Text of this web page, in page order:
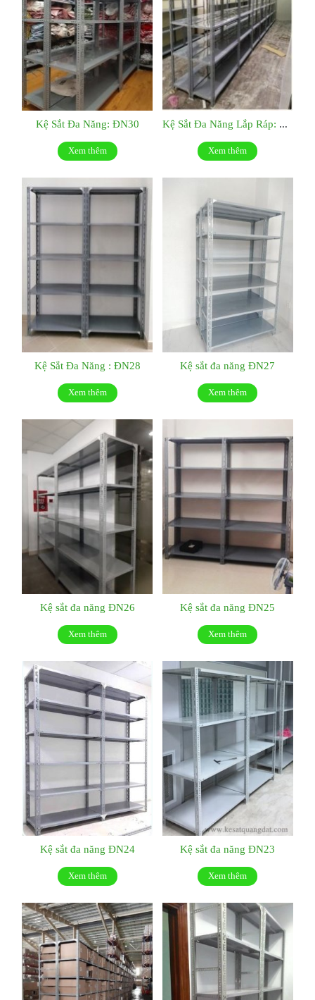
Kệ Sắt Đa Năng: ĐN30
Xem thêm
Kệ Sắt Đa Năng Lắp Ráp: ĐN29
Xem thêm
Kệ Sắt Đa Năng : ĐN28
Xem thêm
Kệ sắt đa năng ĐN27
Xem thêm
Kệ sắt đa năng ĐN26
Xem thêm
Kệ sắt đa năng ĐN25
Xem thêm
Kệ sắt đa năng ĐN24
Xem thêm
Kệ sắt đa năng ĐN23
Xem thêm